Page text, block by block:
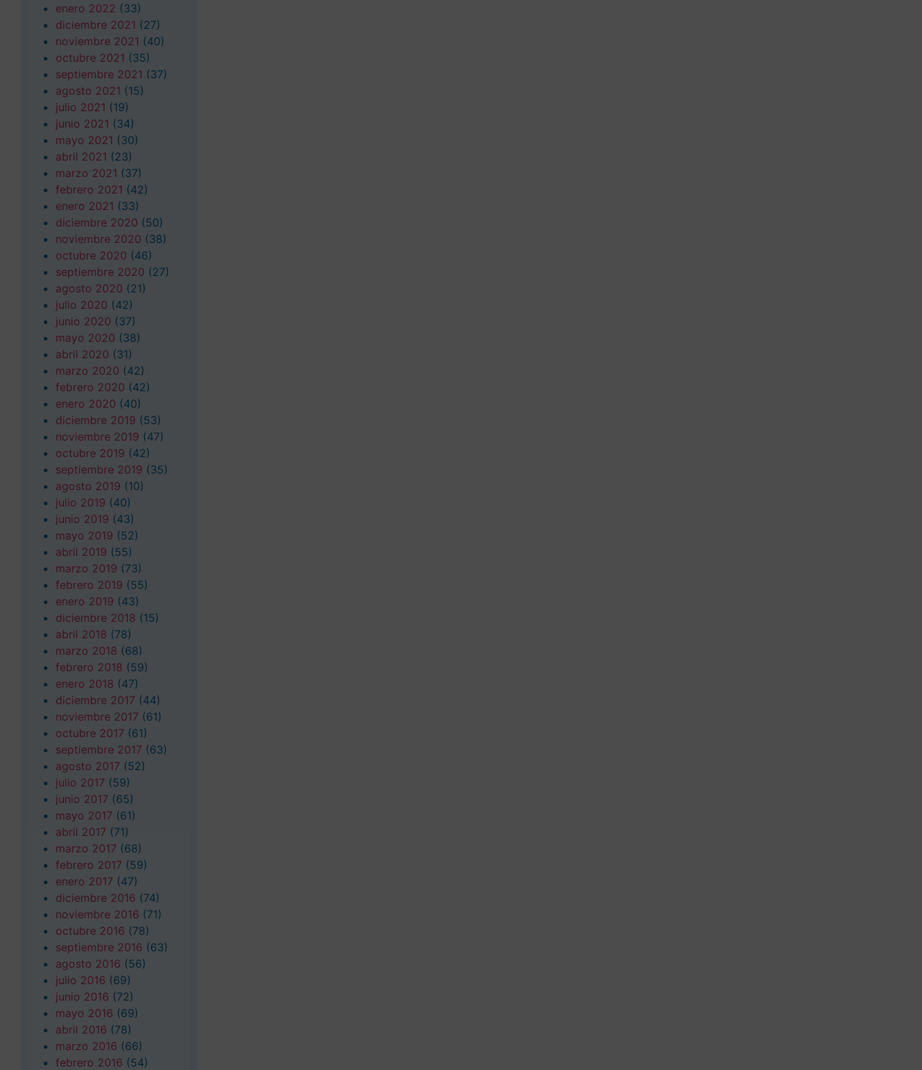
enero 2022 (33)
diciembre 2021 (27)
noviembre 2021 (40)
octubre 2021 (35)
septiembre 2021 (37)
agosto 2021 (15)
julio 2021 (19)
junio 2021 (34)
mayo 2021 (30)
abril 2021 (23)
marzo 2021 (37)
febrero 2021 (42)
enero 2021 (33)
diciembre 2020 (50)
noviembre 2020 (38)
octubre 2020 (46)
septiembre 2020 (27)
agosto 2020 (21)
julio 2020 (42)
junio 2020 (37)
mayo 2020 (38)
abril 2020 (31)
marzo 2020 (42)
febrero 2020 (42)
enero 2020 (40)
diciembre 2019 (53)
noviembre 2019 (47)
octubre 2019 (42)
septiembre 2019 (35)
agosto 2019 (10)
julio 2019 (40)
junio 2019 (43)
mayo 2019 (52)
abril 2019 (55)
marzo 2019 (73)
febrero 2019 (55)
enero 2019 (43)
diciembre 2018 (15)
abril 2018 (78)
marzo 2018 (68)
febrero 2018 (59)
enero 2018 (47)
diciembre 2017 (44)
noviembre 2017 (61)
octubre 2017 (61)
septiembre 2017 (63)
agosto 2017 (52)
julio 2017 (59)
junio 2017 (65)
mayo 2017 (61)
abril 2017 (71)
marzo 2017 (68)
febrero 2017 (59)
enero 2017 (47)
diciembre 2016 (74)
noviembre 2016 (71)
octubre 2016 (78)
septiembre 2016 (63)
agosto 2016 (56)
julio 2016 (69)
junio 2016 (72)
mayo 2016 (69)
abril 2016 (78)
marzo 2016 (66)
febrero 2016 (54)